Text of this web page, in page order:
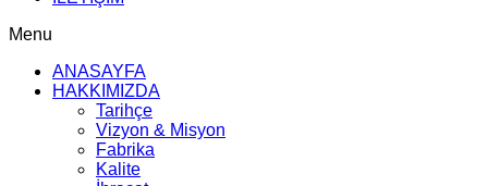
Menu
ANASAYFA
HAKKIMIZDA
Tarihçe
Vizyon & Misyon
Fabrika
Kalite